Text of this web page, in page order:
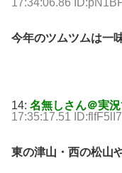
17:34:06.86
今年のツムツムは一
14: 名無しさん＠実
17:35:17.51
東の津山・西の松山